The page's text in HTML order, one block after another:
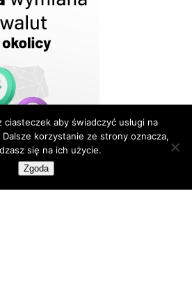
ciasteczek aby świadczyć usługi na
korzystanie ze strony oznacza,
się na ich użycie.
Zgoda